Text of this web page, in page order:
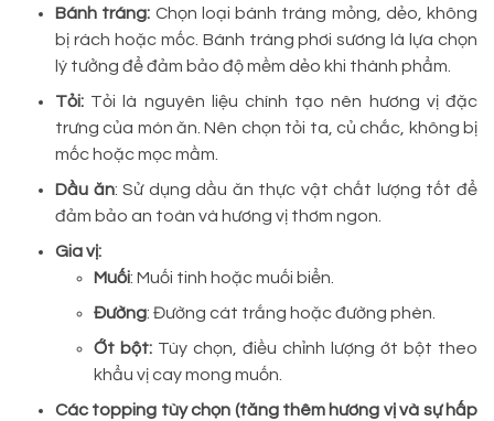
Bánh tráng: Chọn loại bánh tráng mỏng, dẻo, không
bị rách hoặc mốc. Bánh tráng phơi sương là lựa chọn
lý tưởng để đảm bảo độ mềm dẻo khi thành phẩm.
Tỏi: Tỏi là nguyên liệu chính tạo nên hương vị đặc
trưng của món ăn. Nên chọn tỏi ta, củ chắc, không bị
mốc hoặc mọc mầm.
Dầu ăn: Sử dụng dầu ăn thực vật chất lượng tốt để
đảm bảo an toàn và hương vị thơm ngon.
Gia vị:
Muối: Muối tinh hoặc muối biển.
Đường: Đường cát trắng hoặc đường phèn.
Ớt bột: Tùy chọn, điều chỉnh lượng ớt bột theo
khẩu vị cay mong muốn.
Các topping tùy chọn (tăng thêm hương vị và sự hấp